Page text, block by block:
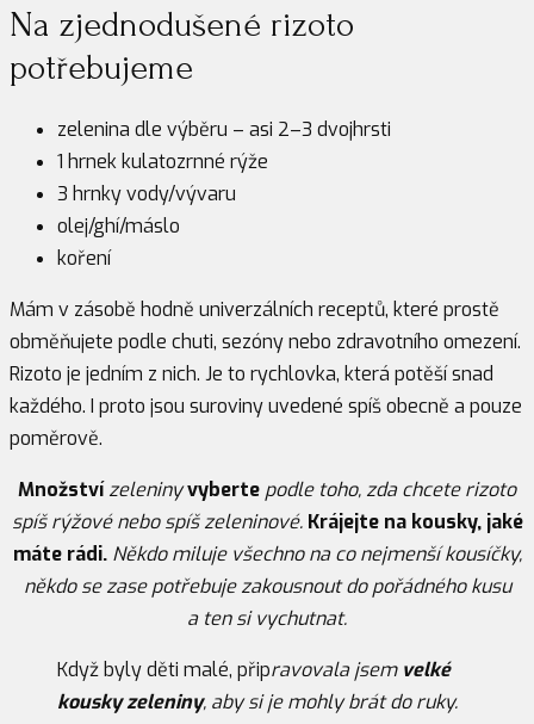
Na zjednodušené rizoto
potřebujeme
zelenina dle výběru – asi 2–3 dvojhrsti
1 hrnek kulatozrnné rýže
3 hrnky vody/vývaru
olej/ghí/máslo
koření
Mám v zásobě hodně univerzálních receptů, které prostě
obměňujete podle chuti, sezóny nebo zdravotního omezení.
Rizoto je jedním z nich. Je to rychlovka, která potěší snad
každého. I proto jsou suroviny uvedené spíš obecně a pouze
poměrově.
Množstvízeleninyvyberte podle toho, zda chcete rizoto
spíš rýžové nebo spíš zeleninové. Krájejte na kousky, jaké
máte rádi.Někdo miluje všechno na co nejmenší kousíčky,
někdo se zase potřebuje zakousnout do pořádného kusu
a ten si vychutnat.
Když byly děti malé, připravovala jsem velké
kousky zeleniny, aby si je mohly brát do ruky.